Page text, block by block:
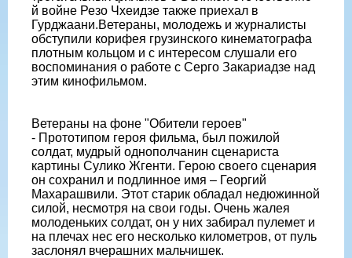
й войне Резо Чхеидзе также приехал в
Гурджаани.Ветераны, молодежь и журналисты
обступили корифея грузинского кинематографа
плотным кольцом и с интересом слушали его
воспоминания о работе с Серго Закариадзе над
этим кинофильмом.
Ветераны на фоне "Обители героев"
- Прототипом героя фильма, был пожилой
солдат, мудрый однополчанин сценариста
картины Сулико Жгенти. Герою своего сценария
он сохранил и подлинное имя – Георгий
Махарашвили. Этот старик обладал недюжинной
силой, несмотря на свои годы. Очень жалея
молоденьких солдат, он у них забирал пулемет и
на плечах нес его несколько километров, от пуль
заслонял вчерашних мальчишек.